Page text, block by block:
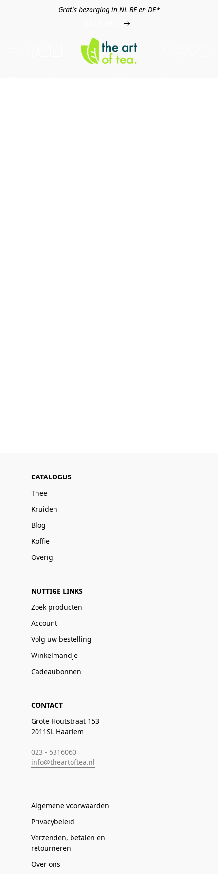
Gratis bezorging in NL BE en DE*
CATALOGUS
Thee
Kruiden
Blog
Koffie
Overig
NUTTIGE LINKS
Zoek producten
Account
Volg uw bestelling
Winkelmandje
Cadeaubonnen
CONTACT
Grote Houtstraat 153
2011SL Haarlem
023 - 5316060
info@theartoftea.nl
Algemene voorwaarden
Privacybeleid
Verzenden, betalen en
retourneren
Over ons